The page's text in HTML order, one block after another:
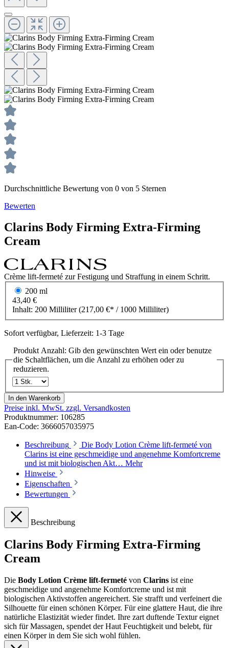
Durchschnittliche Bewertung von 0 von 5 Sternen
Bewerten
Clarins Body Firming Extra-Firming
Cream
Crème lift-fermeté zur Festigung und Straffung in einem Schritt.
200 ml
43,40 €
Inhalt: 200 Milliliter(217,00 €* / 1000 Milliliter)
Sofort verfügbar, Lieferzeit: 1-3 Tage
Produkt Anzahl: Gib den gewünschten Wert ein oder benutze
die Schaltflächen, um die Anzahl zu erhöhen oder zu
reduzieren.
In den Warenkorb
Preise inkl. MwSt. zzgl. Versandkosten
Produktnummer: 106285
Ean-Code: 3666057035975
Beschreibung
Die Body Lotion Crème lift-fermeté von
Clarins ist eine geschmeidige und angenehme Komfortcreme
und ist mit biologischen Akt… Mehr
Hinweise
Eigenschaften
Bewertungen
Beschreibung
Clarins Body Firming Extra-Firming
Cream
Die Body Lotion Crème lift-fermeté von Clarins ist eine
geschmeidige und angenehme Komfortcreme und ist mit
biologischen Aktivstoffen angereichert. Sie strafft und verfeinert die
Silhouette für einen schönen Körper. Für eine glattere Haut, die ihre
natürliche Elastizität wieder findet. Ihre zart duftende Textur eignet
sich für Massagen, spendet der Haut Feuchtigkeit und belebt, für
einen Körper in dem Sie sich wohl fühlen.